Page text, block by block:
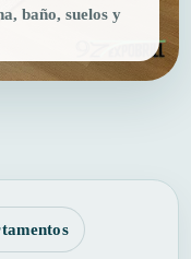
baño, suelos y